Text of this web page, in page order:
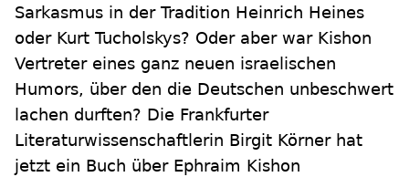
Sarkasmus in der Tradition Heinrich Heines
oder Kurt Tucholskys? Oder aber war Kishon
Vertreter eines ganz neuen israelischen
Humors, über den die Deutschen unbeschwert
lachen durften? Die Frankfurter
Literaturwissenschaftlerin Birgit Körner hat
jetzt ein Buch über Ephraim Kishon